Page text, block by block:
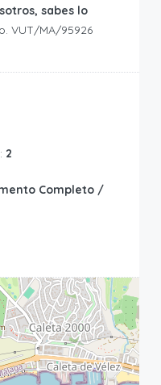
sabes lo
VUT/MA/95926
2
Completo /